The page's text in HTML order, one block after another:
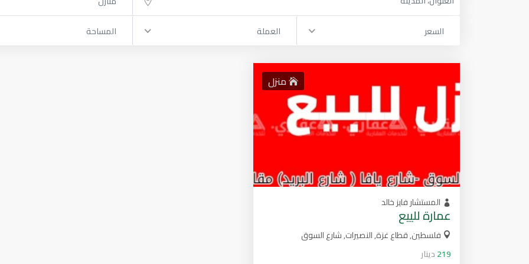
السعر
العملة المساحة
منزل
المستشار فايز خالد
عمارة للييع
فلسطين, قطاع غزة, النصيرات, شارع السوق
219دينار